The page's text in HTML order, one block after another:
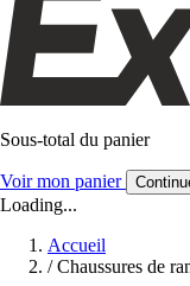
Sous-total du panier
Voir mon panier
Loading...
Accueil
/ Chaussures de